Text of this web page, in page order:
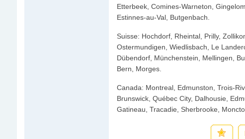
Etterbeek, Comines-Warneton,
Estinnes-au-Val, Butgenbach.
Suisse: Hochdorf, Rheintal, Prilly,
Ostermundigen, Wiedlisbach, Le
Dübendorf, Münchenstein, Mellingen,
Bern, Morges.
Canada: Montreal, Edmunston, Trois-
Brunswick, Québec City, Dalhousie,
Gatineau, Tracadie, Sherbrooke,